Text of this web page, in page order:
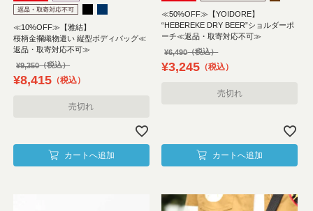
≪10%OFF≫【雅結】
桜柄金襴織物遣い 縦型ボディバッグ≪
返品・取寄対応不可≫
¥9,350
¥8,415 税込
売切れ
カートへ追加
≪50%OFF≫【YOIDORE】
“HEBEREKE DRY BEER”ショルダーポ
ーチ≪返品・取寄対応不可≫
¥6,490
¥3,245 税込
売切れ
カートへ追加